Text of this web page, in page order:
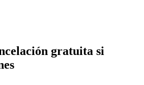
gratuita si